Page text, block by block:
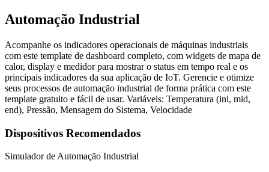
Automação Industrial
Acompanhe os indicadores operacionais de máquinas industriais
com este template de dashboard completo, com widgets de mapa de
calor, display e medidor para mostrar o status em tempo real e os
principais indicadores da sua aplicação de IoT. Gerencie e otimize
seus processos de automação industrial de forma prática com este
template gratuito e fácil de usar. Variáveis: Temperatura (ini, mid,
end), Pressão, Mensagem do Sistema, Velocidade
Dispositivos Recomendados
Simulador de Automação Industrial